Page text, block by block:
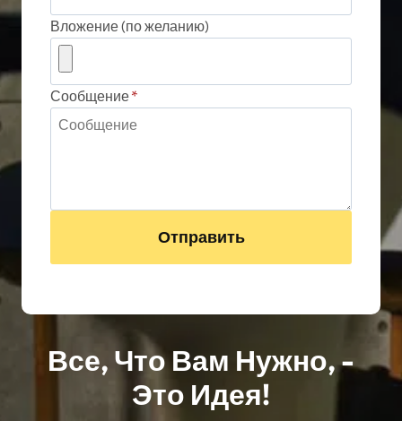
Вложение (по желанию)
Сообщение*
Отправить
Все, Что Вам Нужно, -
Это Идея!